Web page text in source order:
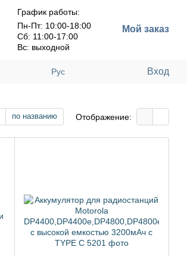
График работы:
Пн-Пт: 10:00-18:00
Сб: 11:00-17:00
Вс: выходной
Мой заказ
Рус Вход
по названию Отображение: